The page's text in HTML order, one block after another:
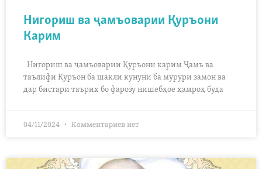
Нигориш ва ҷамъоварии Қуръони
Карим
Нигориш ва ҷамъоварии Қуръони карим Ҷамъ ва
таълифи Қуръон ба шакли кунуни ба мурури замон ва
дар бистари таърих бо фарозу нишебҳое ҳамроҳ буда
04/11/2024 Комментариев нет